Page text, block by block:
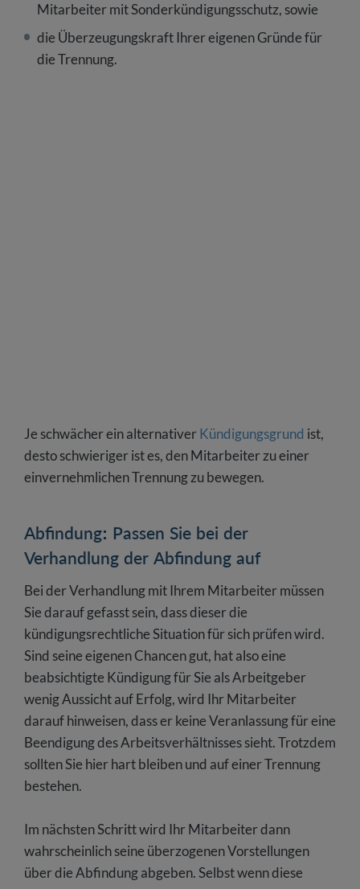
Mitarbeiter mit Sonderkündigungsschutz, sowie
die Überzeugungskraft Ihrer eigenen Gründe für
die Trennung.
Je schwächer ein alternativerKündigungsgrund ist,
desto schwieriger ist es, den Mitarbeiter zu einer
einvernehmlichen Trennung zu bewegen.
Abfindung: Passen Sie bei der
Verhandlung der Abfindung auf
Bei der Verhandlung mit Ihrem Mitarbeiter müssen
Sie darauf gefasst sein, dass dieser die
kündigungsrechtliche Situation für sich prüfen wird.
Sind seine eigenen Chancen gut, hat also eine
beabsichtigte Kündigung für Sie als Arbeitgeber
wenig Aussicht auf Erfolg, wird Ihr Mitarbeiter
darauf hinweisen, dass er keine Veranlassung für eine
Beendigung des Arbeitsverhältnisses sieht. Trotzdem
sollten Sie hier hart bleiben und auf einer Trennung
bestehen.
Im nächsten Schritt wird Ihr Mitarbeiter dann
wahrscheinlich seine überzogenen Vorstellungen
über die Abfindung abgeben. Selbst wenn diese